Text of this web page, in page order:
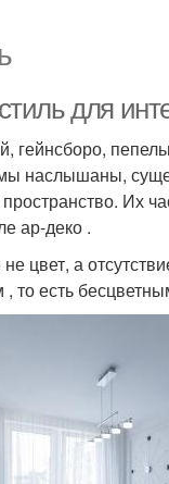
для
гейнсборо,
наслышаны,
Их
ар-деко .
а
то есть